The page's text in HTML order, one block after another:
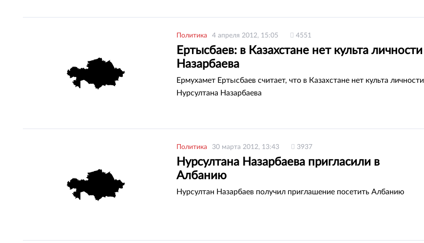
Политика 4 апреля 2012, 15:05 4551
Ертысбаев: в Казахстане нет культа личности
Назарбаева
Ермухамет Ертысбаев считает, что в Казахстане нет культа личности
Нурсултана Назарбаева
Политика 30 марта 2012, 13:43 3937
Нурсултана Назарбаева пригласили в
Албанию
Нурсултан Назарбаев получил приглашение посетить Албанию